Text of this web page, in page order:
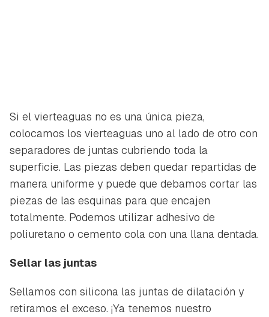
Si el vierteaguas no es una única pieza,
colocamos los vierteaguas uno al lado de otro con
separadores de juntas cubriendo toda la
superficie. Las piezas deben quedar repartidas de
manera uniforme y puede que debamos cortar las
piezas de las esquinas para que encajen
totalmente. Podemos utilizar adhesivo de
poliuretano o cemento cola con una llana dentada.
Sellar las juntas
Sellamos con silicona las juntas de dilatación y
retiramos el exceso. ¡Ya tenemos nuestro